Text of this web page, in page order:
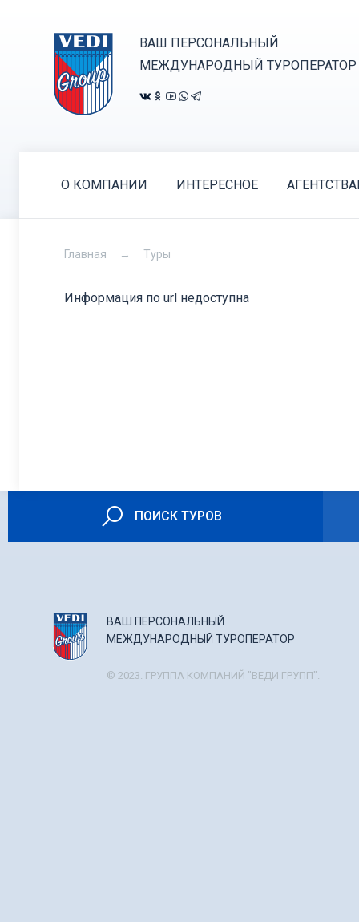
ВАШ ПЕРСОНАЛЬНЫЙ
МЕЖДУНАРОДНЫЙ ТУРОПЕРАТОР
О КОМПАНИИ ИНТЕРЕСНОЕ
Главная Туры
Информация по url недоступна
ПОИСК ТУРОВ
ВАШ ПЕРСОНАЛЬНЫЙ
МЕЖДУНАРОДНЫЙ ТУРОПЕРАТОР
© 2023. ГРУППА КОМПАНИЙ "ВЕДИ ГРУПП".